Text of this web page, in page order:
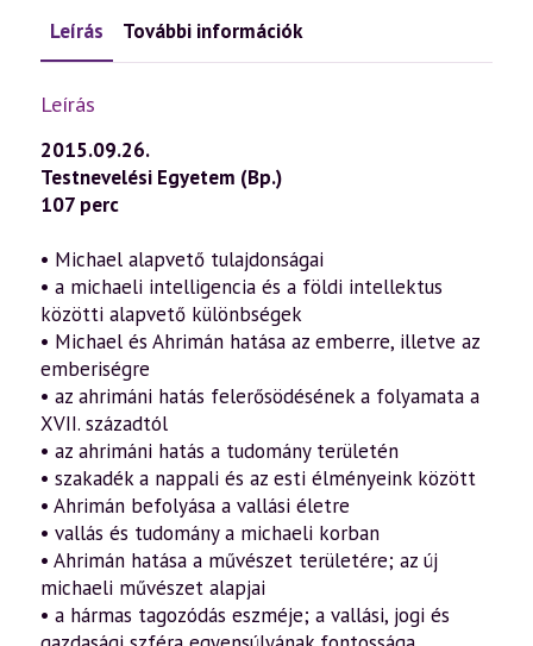
Leírás További információk
Leírás
2015.09.26.
Testnevelési Egyetem (Bp.)
107 perc
• Michael alapvető tulajdonságai
• a michaeli intelligencia és a földi intellektus
közötti alapvető különbségek
• Michael és Ahrimán hatása az emberre, illetve az
emberiségre
• az ahrimáni hatás felerősödésének a folyamata a
XVII. századtól
• az ahrimáni hatás a tudomány területén
• szakadék a nappali és az esti élményeink között
• Ahrimán befolyása a vallási életre
• vallás és tudomány a michaeli korban
• Ahrimán hatása a művészet területére; az új
michaeli művészet alapjai
• a hármas tagozódás eszméje; a vallási, jogi és